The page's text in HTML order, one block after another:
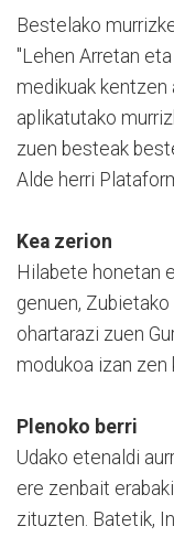
Bestelako
"Lehen Arretan
medikuak kentzen
aplikatutako
zuen besteak
Alde herri
Kea zerion
Hilabete honetan
genuen,
ohartarazi zuen
modukoa izan zen
Plenoko berri
Udako etenaldi
ere zenbait
zituzten. Batetik,